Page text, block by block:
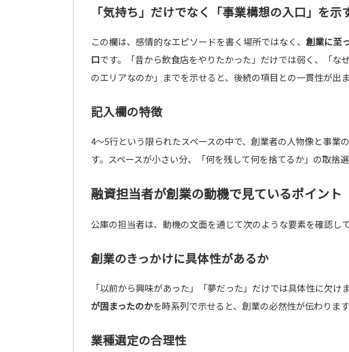
「気持ち」だけでなく「事業構想の入口」を示
この欄は、感情的なエピソードを書く場所ではなく、 創業に至
口です。「昔から飲食店をやりたかった」だけでは弱く、「な
のエリアなのか」までを示せると、後続の項目との一貫性が出ま
記入欄の特徴
4〜5行という限られたスペースの中で、創業者の人物像と事業
す。スペースが小さい分、「何を残して何を捨てるか」の取捨
融資担当者が創業の動機で見ているポイント
公庫の担当者は、動機の文面を通じて次のような要素を確認して
創業のきっかけに具体性があるか
「以前から興味があった」「夢だった」だけでは具体性に欠けま
が固まったのかを時系列で示せると、創業の必然性が伝わります
業種選定の合理性